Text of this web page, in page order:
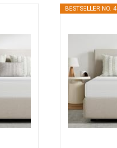
BESTSELLER NO. 4